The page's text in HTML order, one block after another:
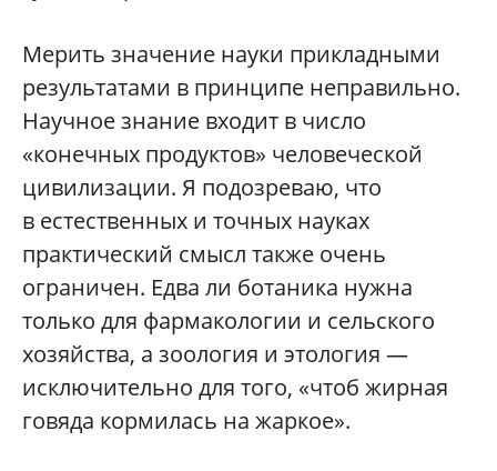
Мерить значение науки прикладными
результатами в принципе неправильно.
Научное знание входит в число
«конечных продуктов» человеческой
цивилизации. Я подозреваю, что
в естественных и точных науках
практический смысл также очень
ограничен. Едва ли ботаника нужна
только для фармакологии и сельского
хозяйства, а зоология и этология —
исключительно для того, «чтоб жирная
говяда кормилась на жаркое».